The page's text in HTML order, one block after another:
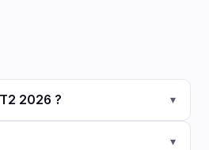
2026 ? ▾
▾